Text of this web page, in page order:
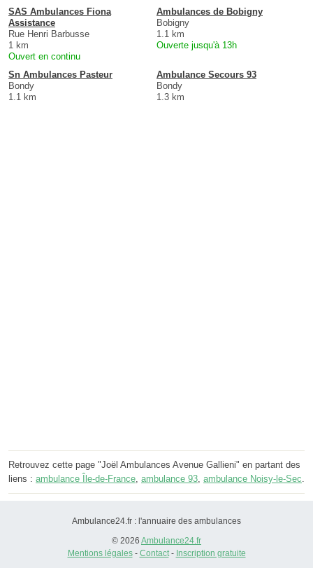
SAS Ambulances Fiona
Assistance
Rue Henri Barbusse
1 km
Ouvert en continu
Ambulances de Bobigny
Bobigny
1.1 km
Ouverte jusqu'à 13h
Sn Ambulances Pasteur
Bondy
1.1 km
Ambulance Secours 93
Bondy
1.3 km
Retrouvez cette page "Joël Ambulances Avenue Gallieni" en partant des
liens : ambulance Île-de-France, ambulance 93, ambulance Noisy-le-Sec.
Ambulance24.fr : l'annuaire des ambulances
© 2026 Ambulance24.fr
Mentions légales- Contact- Inscription gratuite